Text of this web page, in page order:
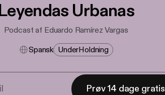
Urbanas
Podcast af Eduardo Ramírez Vargas
Spansk Under​holdning
Prøv 14 dage gratis